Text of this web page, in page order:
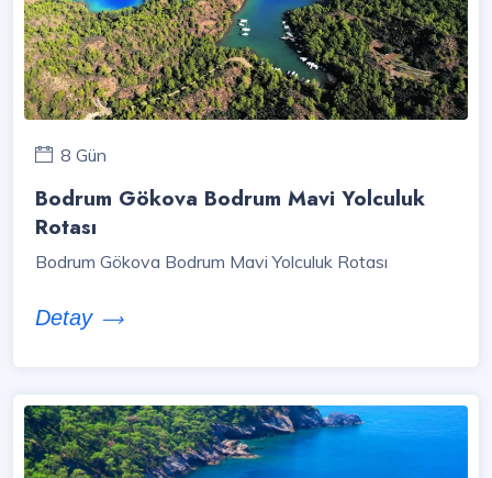
8 Gün
Bodrum Gökova Bodrum Mavi Yolculuk
Rotası
Bodrum Gökova Bodrum Mavi Yolculuk Rotası
Detay